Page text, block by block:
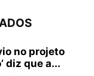
no projeto
diz que a...